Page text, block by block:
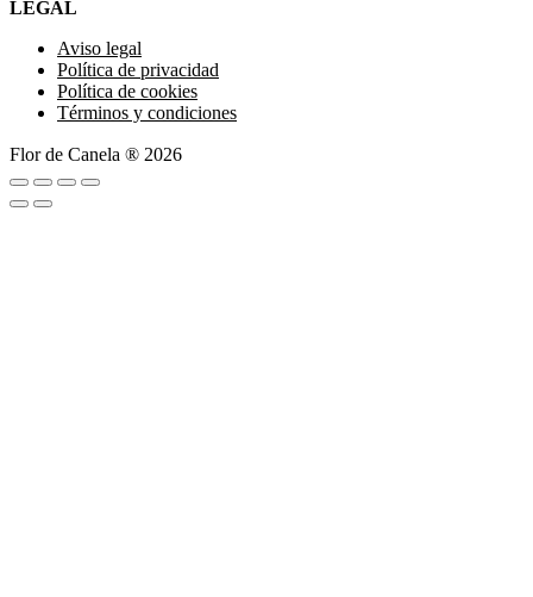
LEGAL
Aviso legal
Política de privacidad
Política de cookies
Términos y condiciones
Flor de Canela ® 2026